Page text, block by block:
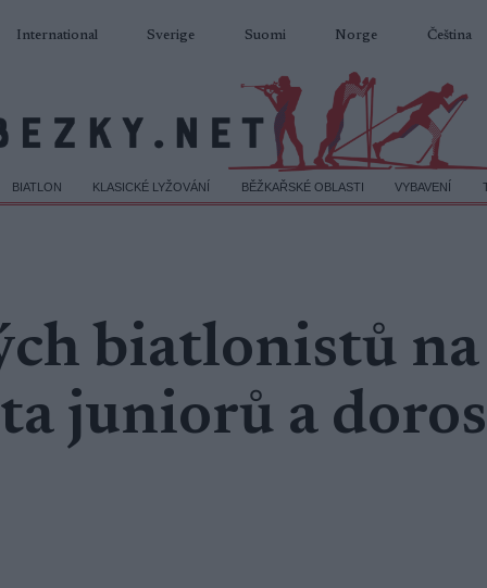
International Sverige Suomi Norge Čeština
BIATLON KLASICKÉ LYŽOVÁNÍ BĚŽKAŘSKÉ OBLASTI VYBAVENÍ
biatlonistů na
juniorů a